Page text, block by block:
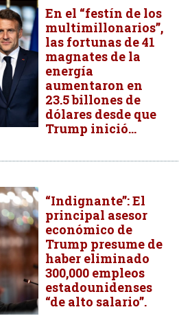
En el “festín de los
multimillonarios”,
las fortunas de 41
magnates de la
energía
aumentaron en
23.5 billones de
dólares desde que
Trump inició...
“Indignante”: El
principal asesor
económico de
Trump presume de
haber eliminado
300,000 empleos
estadounidenses
“de alto salario”.